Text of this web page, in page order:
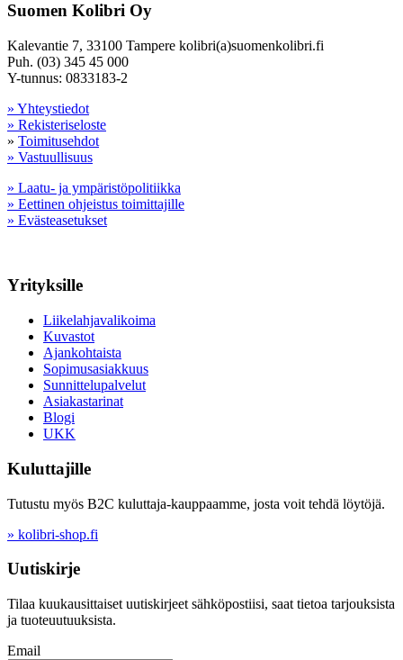
Suomen Kolibri Oy
Kalevantie 7, 33100 Tampere kolibri(a)suomenkolibri.fi
Puh. (03) 345 45 000
Y-tunnus: 0833183-2
» Yhteystiedot
» Rekisteriseloste
» Toimitusehdot
» Vastuullisuus
» Laatu- ja ympäristöpolitiikka
» Eettinen ohjeistus toimittajille
» Evästeasetukset
Yrityksille
Liikelahjavalikoima
Kuvastot
Ajankohtaista
Sopimusasiakkuus
Sunnittelupalvelut
Asiakastarinat
Blogi
UKK
Kuluttajille
Tutustu myös B2C kuluttaja-kauppaamme, josta voit tehdä löytöjä.
» kolibri-shop.fi
Uutiskirje
Tilaa kuukausittaiset uutiskirjeet sähköpostiisi, saat tietoa tarjouksista
ja tuoteuutuuksista.
Email